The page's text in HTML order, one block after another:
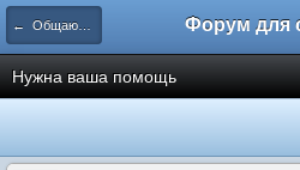
← Общаются экономисты
Нужна ваша помощь